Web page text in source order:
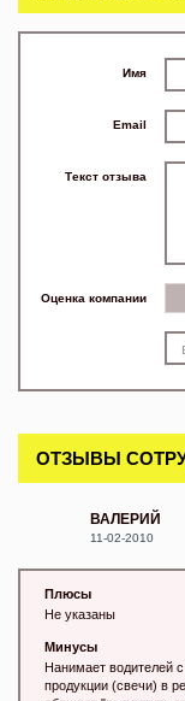
Имя
Email
Текст отзыва
Оценка компании
ОТЗЫВЫ
ВАЛЕРИЙ
11-02-2010
Плюсы
Не указаны
Минусы
Нанимает водителей
продукции (свечи) в